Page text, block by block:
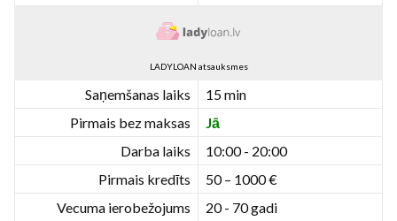
LADYLOAN atsauksmes
Saņemšanas laiks
15 min
Pirmais bez maksas
Jā
Darba laiks
10:00 - 20:00
Pirmais kredīts
50 – 1000 €
Vecuma ierobežojums
20 - 70 gadi